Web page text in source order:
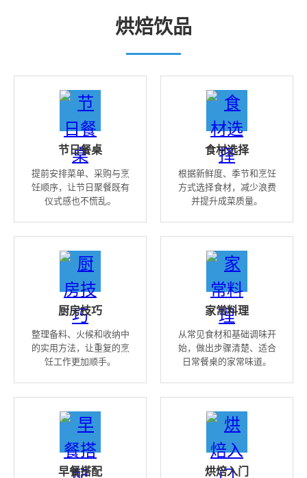
烘焙饮品
节日餐桌
提前安排菜单、采购与烹
饪顺序，让节日聚餐既有
仪式感也不慌乱。
食材选择
根据新鲜度、季节和烹饪
方式选择食材，减少浪费
并提升成菜质量。
厨房技巧
整理备料、火候和收纳中
的实用方法，让重复的烹
饪工作更加顺手。
家常料理
从常见食材和基础调味开
始，做出步骤清楚、适合
日常餐桌的家常味道。
早餐搭配 烘焙入门